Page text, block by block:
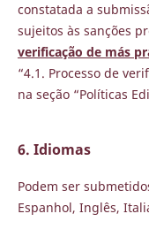
constatada a
sujeitos às sanções
verificação de más
“4.1. Processo de
na seção “Políticas
6. Idiomas
Podem ser
Espanhol, Inglês,